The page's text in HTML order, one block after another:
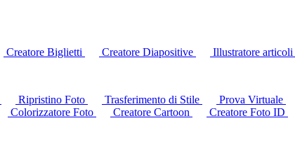
Creatore Biglietti Creatore Diapositive Illustratore articoli
Ripristino Foto Trasferimento di Stile Prova Virtuale
Colorizzatore Foto Creatore Cartoon Creatore Foto ID